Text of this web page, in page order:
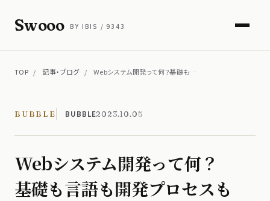
Swooo BY IBIS / 9343
TOP / 記事・ブログ / Webシステム開発って何？基礎も…
BUBBLE BUBBLE2023.10.05
Webシステム開発って​何？​
基礎も​言語も​開発プロセスも​